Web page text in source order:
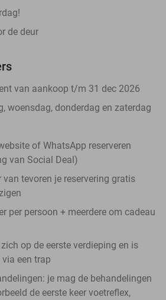
de deur
van aankoop t/m 31 dec 2026
woensdag, donderdag en zaterdag
of WhatsApp reserveren
van Social Deal)
tevoren je reservering gratis
per persoon + meerdere om cadeau
op de eerste verdieping en is
een trap
je mag de behandelingen
de eerste keer voetreflex,